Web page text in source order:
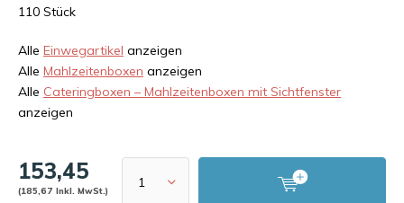
110 Stück
Alle Einwegartikel anzeigen
Alle Mahlzeitenboxen anzeigen
Alle Cateringboxen – Mahlzeitenboxen mit Sichtfenster
anzeigen
153,45
(185,67 Inkl. MwSt.)